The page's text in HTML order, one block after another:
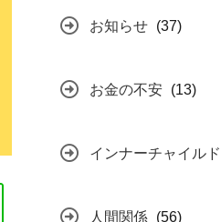
お知らせ (37)
お金の不安 (13)
インナーチャイルド
人間関係 (56)